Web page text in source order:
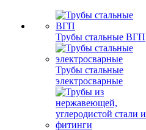
Трубы стальные ВГП
Трубы стальные
электросварные